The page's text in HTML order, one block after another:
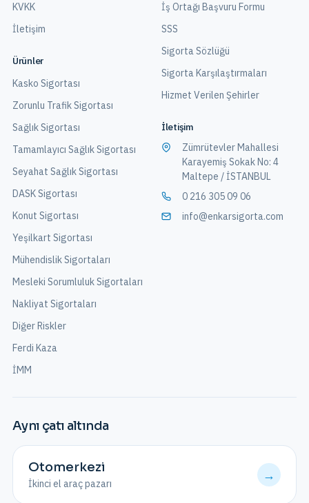
KVKK
İletişim
Ürünler
Kasko Sigortası
Zorunlu Trafik Sigortası
Sağlık Sigortası
Tamamlayıcı Sağlık Sigortası
Seyahat Sağlık Sigortası
DASK Sigortası
Konut Sigortası
Yeşilkart Sigortası
Mühendislik Sigortaları
Mesleki Sorumluluk Sigortaları
Nakliyat Sigortaları
Diğer Riskler
Ferdi Kaza
İMM
İş Ortağı Başvuru Formu
SSS
Sigorta Sözlüğü
Sigorta Karşılaştırmaları
Hizmet Verilen Şehirler
İletişim
Zümrütevler Mahallesi
Karayemiş Sokak No: 4
Maltepe / İSTANBUL
0 216 305 09 06
info@enkarsigorta.com
Aynı çatı altında
Otomerkezi
İkinci el araç pazarı
→